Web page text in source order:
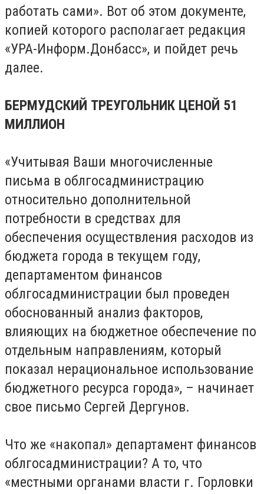
работать сами». Вот об этом документе,
копией которого располагает редакция
«УРА-Информ.Донбасс», и пойдет речь
далее.
БЕРМУДСКИЙ ТРЕУГОЛЬНИК ЦЕНОЙ 51
МИЛЛИОН
«Учитывая Ваши многочисленные
письма в облгосадминистрацию
относительно дополнительной
потребности в средствах для
обеспечения осуществления расходов из
бюджета города в текущем году,
департаментом финансов
облгосадминистрации был проведен
обоснованный анализ факторов,
влияющих на бюджетное обеспечение по
отдельным направлениям, который
показал нерациональное использование
бюджетного ресурса города», – начинает
свое письмо Сергей Дергунов.
Что же «накопал» департамент финансов
облгосадминистрации? А то, что
«местными органами власти г. Горловки